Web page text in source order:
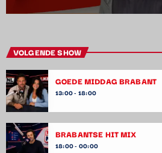
VOLGENDE SHOW
GOEDE MIDDAG BRABANT
13:00 - 18:00
BRABANTSE HIT MIX
18:00 - 00:00